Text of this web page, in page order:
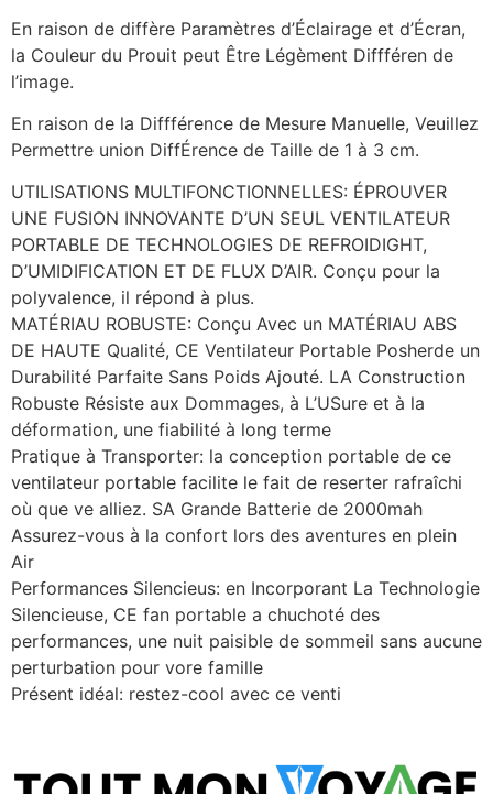
En raison de diffère Paramètres d’Éclairage et d’Écran,
la Couleur du Prouit peut Être Légèment Diffféren de
l’image.
En raison de la Diffférence de Mesure Manuelle, Veuillez
Permettre union DiffÉrence de Taille de 1 à 3 cm.
UTILISATIONS MULTIFONCTIONNELLES: ÉPROUVER
UNE FUSION INNOVANTE D’UN SEUL VENTILATEUR
PORTABLE DE TECHNOLOGIES DE REFROIDIGHT,
D’UMIDIFICATION ET DE FLUX D’AIR. Conçu pour la
polyvalence, il répond à plus.
MATÉRIAU ROBUSTE: Conçu Avec un MATÉRIAU ABS
DE HAUTE Qualité, CE Ventilateur Portable Posherde un
Durabilité Parfaite Sans Poids Ajouté. LA Construction
Robuste Résiste aux Dommages, à L’USure et à la
déformation, une fiabilité à long terme
Pratique à Transporter: la conception portable de ce
ventilateur portable facilite le fait de reserter rafraîchi
où que ve alliez. SA Grande Batterie de 2000mah
Assurez-vous à la confort lors des aventures en plein
Air
Performances Silencieus: en Incorporant La Technologie
Silencieuse, CE fan portable a chuchoté des
performances, une nuit paisible de sommeil sans aucune
perturbation pour vore famille
Présent idéal: restez-cool avec ce venti